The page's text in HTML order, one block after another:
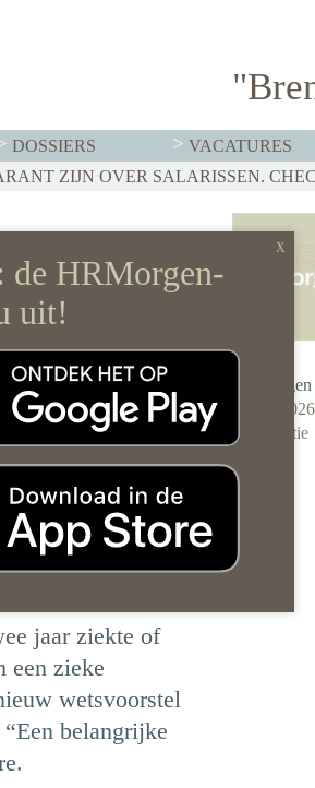
DOSSIERS VACATURES
Redactie
HRMorgen
7 april 2026
Eén reactie
re-
jaar ziekte of
een zieke
wetsvoorstel
belangrijke